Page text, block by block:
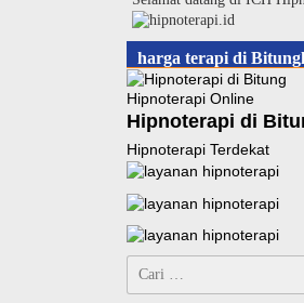
harga terapi di
Hipnoterapi Online
Hipnoterapi di
Hipnoterapi Terdekat
untuk: